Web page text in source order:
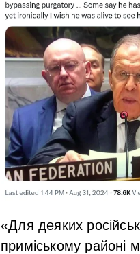
«Для деяких
приміському районі